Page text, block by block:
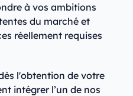
à vos ambitions
du marché et
réellement requises
l'obtention de votre
intégrer l’un de nos